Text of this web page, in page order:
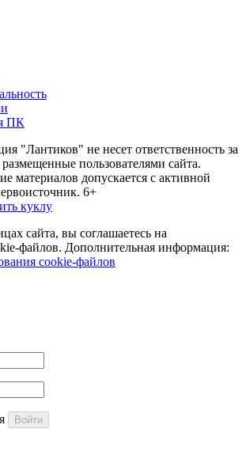
ПК
"Лантиков" не несет ответственность за
пользователями сайта.
материалов допускается с активной
6+
куклу
сайта, вы соглашаетесь на
файлов. Дополнительная информация:
cookie-файлов
Войти